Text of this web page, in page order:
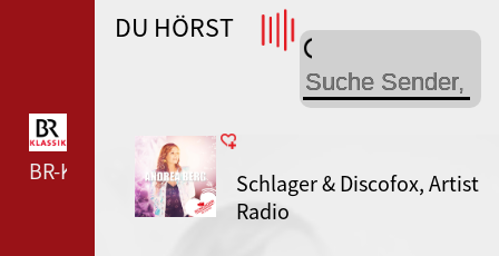
WDR 4 --- WDR 4 ---
BR-KLASSIK --- BR-KLASSIK ---
DU HÖRST
Schlager & Discofox, Artist
Radio